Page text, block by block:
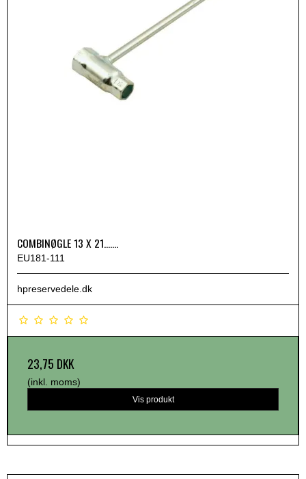
COMBINØGLE 13 X 21.......
EU181-111
hpreservedele.dk
23,75 DKK
(inkl. moms)
Vis produkt